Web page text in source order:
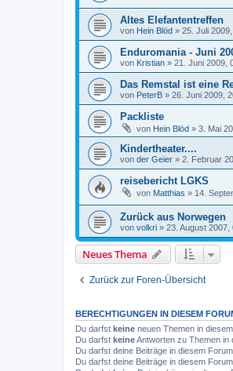
Altes Elefantentreffen
von Hein Blöd » 25. Juli 2009,
Enduromania - Juni
von Kristian » 21. Juni 2009,
Das Remstal ist eine
von PeterB » 26. Juni 2009,
Packliste
von Hein Blöd » 3. Mai
Kindertheater....
von der Geier » 2. Februar
reisebericht LGKS
von Matthias » 14.
Zurück aus Norwegen
von volkri » 23. August 2007,
Neues Thema
Zurück zur Foren-Übersicht
BERECHTIGUNGEN IN DIESEM
Du darfst keine neuen Themen in
Du darfst keineAntworten zu Themen in
Du darfst deine Beiträge in diesem Forum
Du darfst deine Beiträge in diesem Forum